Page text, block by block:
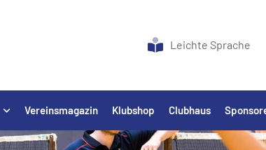
Leichte Sprache
Vereinsmagazin Klubshop Clubhaus